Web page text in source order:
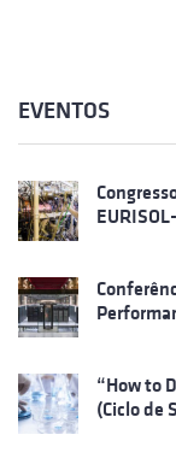
EVENTOS
“How to
(Ciclo de